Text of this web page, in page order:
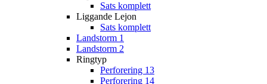
Sats komplett
Liggande Lejon
Sats komplett
Landstorm 1
Landstorm 2
Ringtyp
Perforering 13
Perforering 14